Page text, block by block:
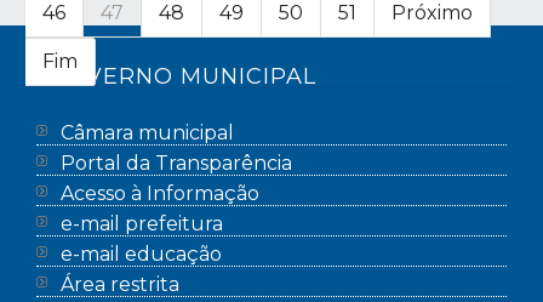
46 47 48 49 50 51 Próximo
Fim
GOVERNO MUNICIPAL
Câmara municipal
Portal da Transparência
Acesso à Informação
e-mail prefeitura
e-mail educação
Área restrita